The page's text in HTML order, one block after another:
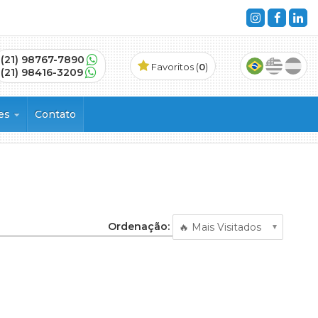
(21) 98767-7890
(21) 98416-3209
Favoritos (0)
Contato
Ordenação: